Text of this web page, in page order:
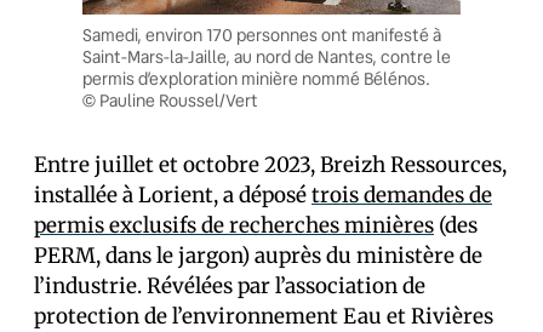
Samedi, environ 170 personnes ont manifesté à
Saint-Mars-la-Jaille, au nord de Nantes, contre le
permis d’exploration minière nommé Bélénos.
© Pauline Roussel/Vert
Entre juillet et octobre 2023, Breizh Ressources,
installée à Lorient, a déposétrois demandes de
permis exclusifs de recherches minières (des
PERM, dans le jargon) auprès du ministère de
l’industrie. Révélées par l’association de
protection de l’environnement Eau et Rivières